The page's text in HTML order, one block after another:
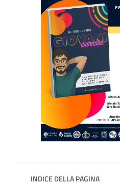
INDICE DELLA PAGINA